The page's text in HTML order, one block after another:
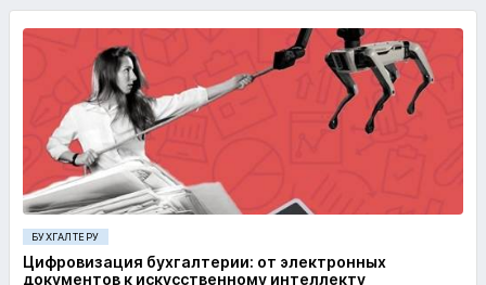
БУХГАЛТЕРУ
Цифровизация бухгалтерии: от электронных
документов к искусственному интеллекту